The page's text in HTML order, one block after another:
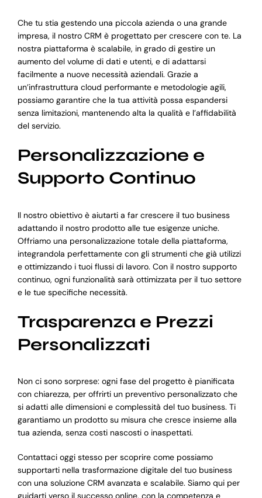
Che tu stia gestendo una piccola azienda o una grande
impresa, il nostro CRM è progettato per crescere con te. La
nostra piattaforma è scalabile, in grado di gestire un
aumento del volume di dati e utenti, e di adattarsi
facilmente a nuove necessità aziendali. Grazie a
un’infrastruttura cloud performante e metodologie agili,
possiamo garantire che la tua attività possa espandersi
senza limitazioni, mantenendo alta la qualità e l’affidabilità
del servizio.
Personalizzazione e
Supporto Continuo
Il nostro obiettivo è aiutarti a far crescere il tuo business
adattando il nostro prodotto alle tue esigenze uniche.
Offriamo una personalizzazione totale della piattaforma,
integrandola perfettamente con gli strumenti che già utilizzi
e ottimizzando i tuoi flussi di lavoro. Con il nostro supporto
continuo, ogni funzionalità sarà ottimizzata per il tuo settore
e le tue specifiche necessità.
Trasparenza e Prezzi
Personalizzati
Non ci sono sorprese: ogni fase del progetto è pianificata
con chiarezza, per offrirti un preventivo personalizzato che
si adatti alle dimensioni e complessità del tuo business. Ti
garantiamo un prodotto su misura che cresce insieme alla
tua azienda, senza costi nascosti o inaspettati.
Contattaci oggi stesso per scoprire come possiamo
supportarti nella trasformazione digitale del tuo business
con una soluzione CRM avanzata e scalabile. Siamo qui per
guidarti verso il successo online, con la competenza e